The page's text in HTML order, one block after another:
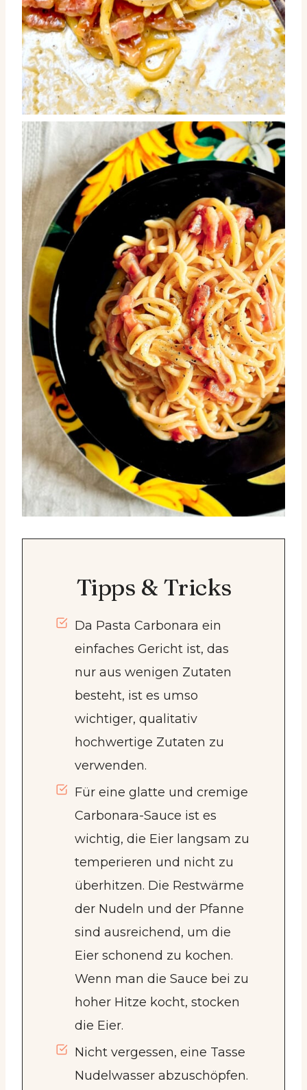
Tipps & Tricks
Da Pasta Carbonara ein
einfaches Gericht ist, das
nur aus wenigen Zutaten
besteht, ist es umso
wichtiger, qualitativ
hochwertige Zutaten zu
verwenden.
Für eine glatte und cremige
Carbonara-Sauce ist es
wichtig, die Eier langsam zu
temperieren und nicht zu
überhitzen. Die Restwärme
der Nudeln und der Pfanne
sind ausreichend, um die
Eier schonend zu kochen.
Wenn man die Sauce bei zu
hoher Hitze kocht, stocken
die Eier.
Nicht vergessen, eine Tasse
Nudelwasser abzuschöpfen.